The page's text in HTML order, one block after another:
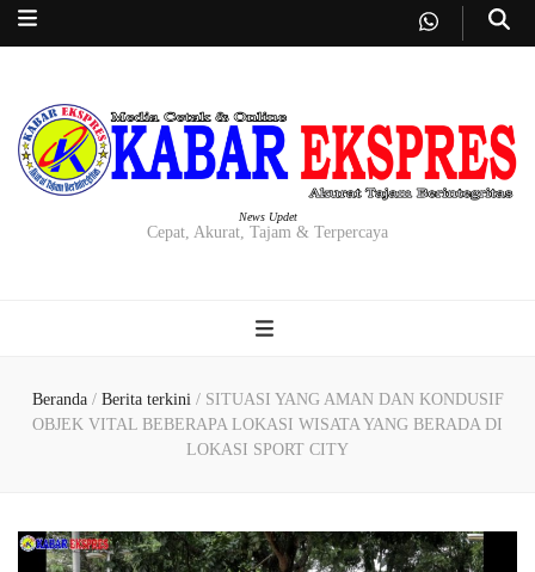
News Updet
Cepat, Akurat, Tajam & Terpercaya
Beranda / Berita terkini / SITUASI YANG AMAN DAN KONDUSIF
OBJEK VITAL BEBERAPA LOKASI WISATA YANG BERADA DI
LOKASI SPORT CITY